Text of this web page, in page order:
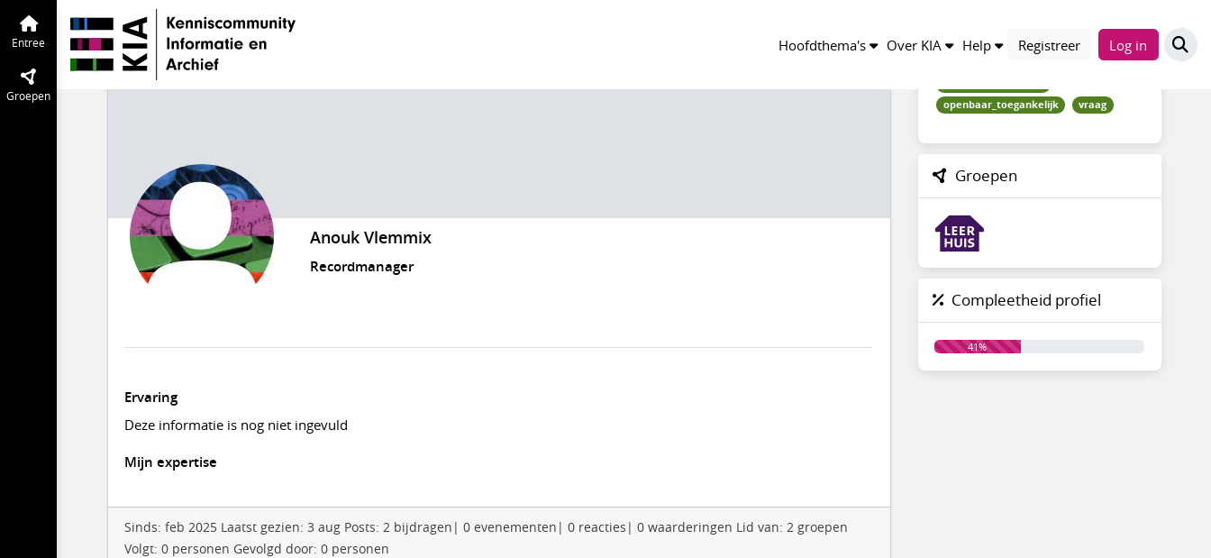
Hoofdthema's Over KIA Help Registreer Log in
Entree
Groepen
Anouk Vlemmix
Recordmanager
Ervaring
Deze informatie is nog niet ingevuld
Mijn expertise
Sinds: feb 2025 Laatst gezien: 3 aug Posts: 2 bijdragen| 0 evenementen| 0 reacties| 0 waarderingen Lid van: 2 groepen
Volgt: 0 personen Gevolgd door: 0 personen
openbaar_toegankelijk
vraag
Groepen
Compleetheid profiel
41%